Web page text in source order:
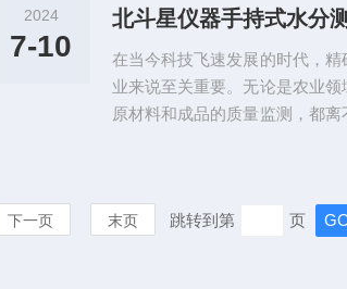
报警器的主要特点包括：1.高灵
分目标化学毒剂与其他类...
2024
7-10
北斗星仪器手持式水分
在当今科技飞速发展的时代，
业来说至关重要。无论是农业
原材料和成品的质量监测，都
捷。无论您是在实验室中进行精
下一页 末页 跳转到第 页